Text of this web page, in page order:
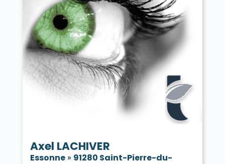
Axel LACHIVER
Essonne» 91280 Saint-Pierre-du-